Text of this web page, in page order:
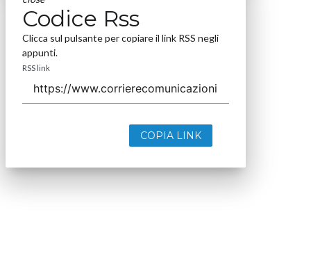
Codice Rss
Clicca sul pulsante per copiare il link RSS negli
appunti.
RSS link
COPIA LINK